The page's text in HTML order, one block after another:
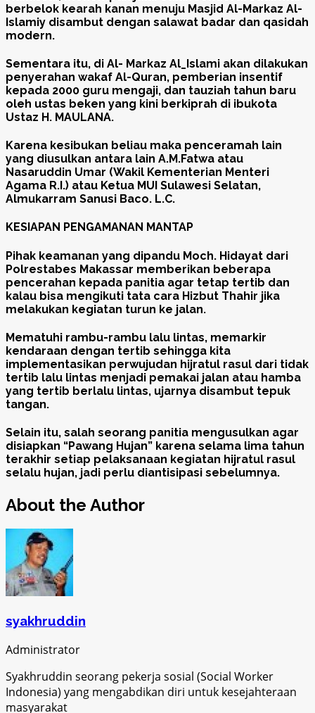
berbelok kearah kanan menuju Masjid Al-Markaz Al-
Islamiy disambut dengan salawat badar dan qasidah
modern.
Sementara itu, di Al- Markaz Al_Islami akan dilakukan
penyerahan wakaf Al-Quran, pemberian insentif
kepada 2000 guru mengaji, dan tauziah tahun baru
oleh ustas beken yang kini berkiprah di ibukota
Ustaz H. MAULANA.
Karena kesibukan beliau maka penceramah lain
yang diusulkan antara lain A.M.Fatwa atau
Nasaruddin Umar (Wakil Kementerian Menteri
Agama R.I.) atau Ketua MUI Sulawesi Selatan,
Almukarram Sanusi Baco. L.C.
KESIAPAN PENGAMANAN MANTAP
Pihak keamanan yang dipandu Moch. Hidayat dari
Polrestabes Makassar memberikan beberapa
pencerahan kepada panitia agar tetap tertib dan
kalau bisa mengikuti tata cara Hizbut Thahir jika
melakukan kegiatan turun ke jalan.
Mematuhi rambu-rambu lalu lintas, memarkir
kendaraan dengan tertib sehingga kita
implementasikan perwujudan hijratul rasul dari tidak
tertib lalu lintas menjadi pemakai jalan atau hamba
yang tertib berlalu lintas, ujarnya disambut tepuk
tangan.
Selain itu, salah seorang panitia mengusulkan agar
disiapkan “Pawang Hujan” karena selama lima tahun
terakhir setiap pelaksanaan kegiatan hijratul rasul
selalu hujan, jadi perlu diantisipasi sebelumnya.
About the Author
syakhruddin
Administrator
Syakhruddin seorang pekerja sosial (Social Worker
Indonesia) yang mengabdikan diri untuk kesejahteraan
masyarakat